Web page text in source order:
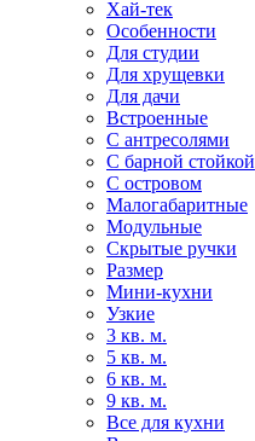
Хай-тек
Особенности
Для студии
Для хрущевки
Для дачи
Встроенные
С антресолями
С барной стойкой
С островом
Малогабаритные
Модульные
Скрытые ручки
Размер
Мини-кухни
Узкие
3 кв. м.
5 кв. м.
6 кв. м.
9 кв. м.
Все для кухни